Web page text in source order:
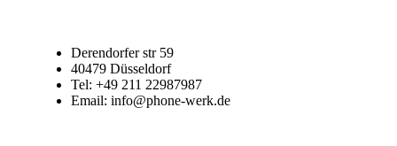
Derendorfer str 59
40479 Düsseldorf
Tel: +49 211 22987987
Email: info@phone-werk.de